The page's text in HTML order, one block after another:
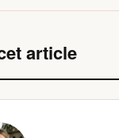
article